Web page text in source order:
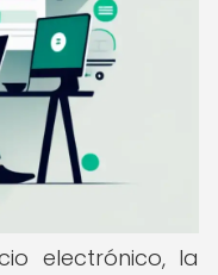
electrónico, la